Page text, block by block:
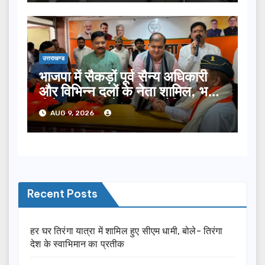
उत्तराखण्ड
भाजपा में सैकड़ों पूर्व सैन्य अधिकारी
और विभिन्न दलों के नेता शामिल, भट्ट
बोले- 2027 में जीत की हैट्रिक
लगाएगी पार्टी
AUG 9, 2026
Recent Posts
हर घर तिरंगा यात्रा में शामिल हुए सीएम धामी, बोले- तिरंगा
देश के स्वाभिमान का प्रतीक